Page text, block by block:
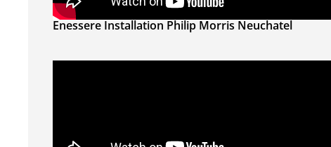
Enessere Installation Philip Morris Neuchatel